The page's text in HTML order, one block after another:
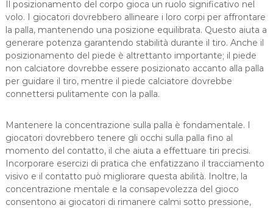
Il posizionamento del corpo gioca un ruolo significativo nel
volo. I giocatori dovrebbero allineare i loro corpi per affrontare
la palla, mantenendo una posizione equilibrata. Questo aiuta a
generare potenza garantendo stabilità durante il tiro. Anche il
posizionamento del piede è altrettanto importante; il piede
non calciatore dovrebbe essere posizionato accanto alla palla
per guidare il tiro, mentre il piede calciatore dovrebbe
connettersi pulitamente con la palla.
Mantenere la concentrazione sulla palla è fondamentale. I
giocatori dovrebbero tenere gli occhi sulla palla fino al
momento del contatto, il che aiuta a effettuare tiri precisi.
Incorporare esercizi di pratica che enfatizzano il tracciamento
visivo e il contatto può migliorare questa abilità. Inoltre, la
concentrazione mentale e la consapevolezza del gioco
consentono ai giocatori di rimanere calmi sotto pressione,